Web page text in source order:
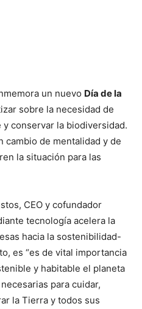
un nuevo Día de la
sobre la necesidad de
conservar la biodiversidad.
cambio de mentalidad y de
la situación para las
CEO y cofundador
tecnología acelera la
hacia la sostenibilidad-
es “es de vital importancia
y habitable el planeta
para cuidar,
la Tierra y todos sus